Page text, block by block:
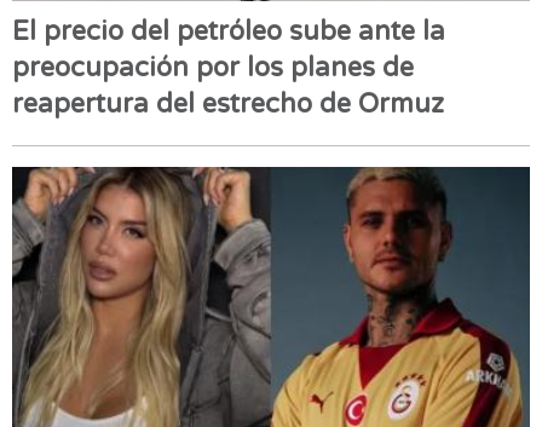
El precio del petróleo sube ante la
preocupación por los planes de
reapertura del estrecho de Ormuz